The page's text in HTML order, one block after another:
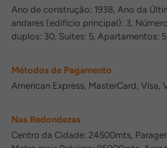
Ano de construção: 1938, Ano da
andares (edifício principal): 3,
duplos: 30, Suites: 5, Apartamentos:
Métodos de Pagamento
American Express, MasterCard, Visa,
Nas Redondezas
Centro da Cidade: 24500mts,